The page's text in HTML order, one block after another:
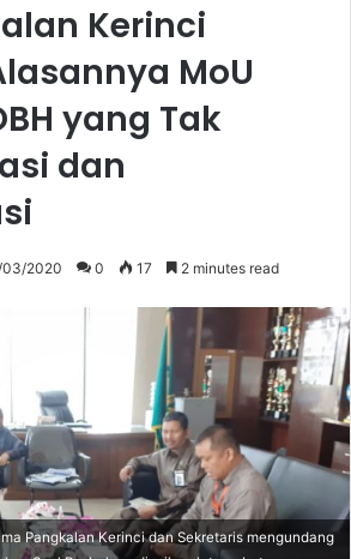
Kerinci
MoU
yang Tak
dan
03/2020 0 17 2 minutes read
Pangkalan Kerinci dan Sekretaris mengundang